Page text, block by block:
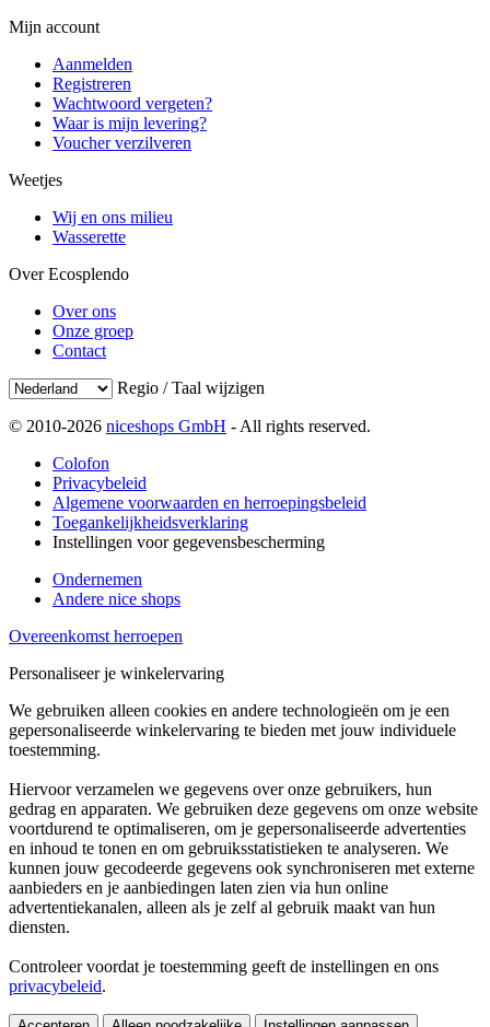
Mijn account
Aanmelden
Registreren
Wachtwoord vergeten?
Waar is mijn levering?
Voucher verzilveren
Weetjes
Wij en ons milieu
Wasserette
Over Ecosplendo
Over ons
Onze groep
Contact
Regio / Taal wijzigen
© 2010-2026 niceshops GmbH - All rights reserved.
Colofon
Privacybeleid
Algemene voorwaarden en herroepingsbeleid
Toegankelijkheidsverklaring
Instellingen voor gegevensbescherming
Ondernemen
Andere nice shops
Overeenkomst herroepen
Personaliseer je winkelervaring
We gebruiken alleen cookies en andere technologieën om je een
gepersonaliseerde winkelervaring te bieden met jouw individuele
toestemming.
Hiervoor verzamelen we gegevens over onze gebruikers, hun
gedrag en apparaten. We gebruiken deze gegevens om onze website
voortdurend te optimaliseren, om je gepersonaliseerde advertenties
en inhoud te tonen en om gebruiksstatistieken te analyseren. We
kunnen jouw gecodeerde gegevens ook synchroniseren met externe
aanbieders en je aanbiedingen laten zien via hun online
advertentiekanalen, alleen als je zelf al gebruik maakt van hun
diensten.
Controleer voordat je toestemming geeft de instellingen en ons
privacybeleid.